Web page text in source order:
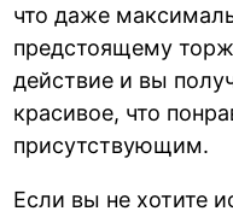
что даже
предстоящему
действие и вы
красивое, что
присутствующим.
Если вы не хотите